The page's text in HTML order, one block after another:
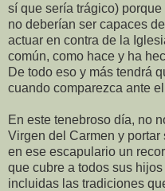
sí que sería trágico)
no deberían ser capaces
actuar en contra de la
común, como hace y ha
De todo eso y más tendrá
cuando comparezca ante
En este tenebroso día, no
Virgen del Carmen y
en ese escapulario un
que cubre a todos sus
incluidas las tradiciones